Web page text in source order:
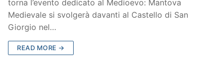
torna l’evento dedicato al Medioevo: Mantova
Medievale si svolgerà davanti al Castello di San
Giorgio nel…
READ MORE →